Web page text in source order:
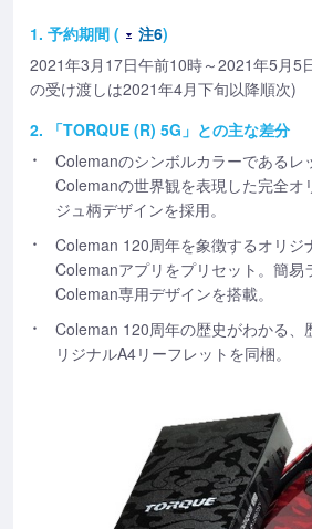
1. 予約期間 ( 注6)
2021年3月17日午前10時～2021年5月5
の受け渡しは2021年4月下旬以降順次)
2. 「TORQUE (R) 5G」との主な差分
Colemanのシンボルカラーであるレ
Colemanの世界観を表現した完全オ
ジュ柄デザインを採用。
Coleman 120周年を象徴するオリジ
Colemanアプリをプリセット。簡易
Coleman専用デザインを搭載。
Coleman 120周年の歴史がわかる、
リジナルA4リーフレットを同梱。